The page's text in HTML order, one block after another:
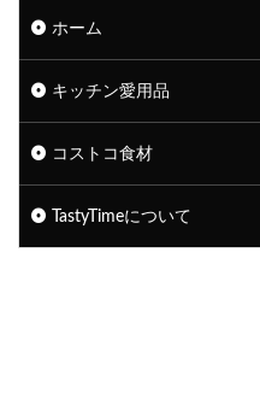
ホーム
キッチン愛用品
コストコ食材
TastyTimeについて